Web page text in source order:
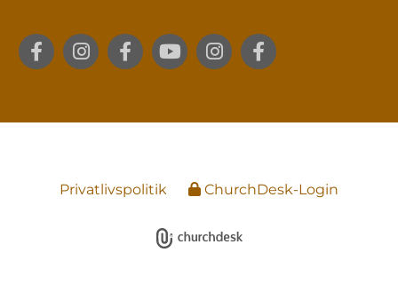
Privatlivspolitik ChurchDesk-Login